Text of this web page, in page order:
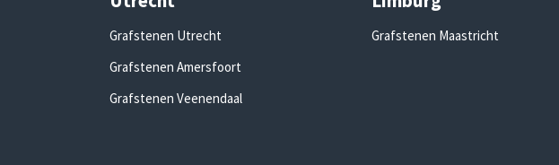
Grafstenen Utrecht
Grafstenen Amersfoort
Grafstenen Veenendaal
Grafstenen Maastricht